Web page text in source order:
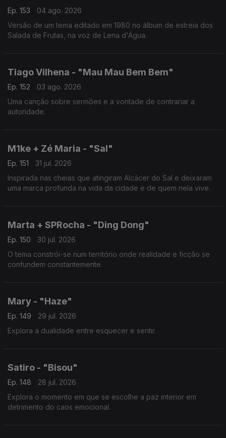
Ep. 153
04 ago. 2026
Versão de um tema editado em 1980 no álbum de estreia dos
Salada de Frutas, na voz de Lena d'Água.
Tiago Vilhena - "Mau Mau Bem Bem"
Ep. 152
03 ago. 2026
Uma canção sobre sermões e a vontade de contrariar a
autoridade.
M1ke + Zé Maria - "Sal"
Ep. 151
31 jul. 2026
Inspirada nas cheias que atingiram Alcácer do Sal e deixaram
uma marca profunda na vida da cidade e de quem nela vive.
Marta + SPRocha - "Ding Dong"
Ep. 150
30 jul. 2026
O tema constrói-se num território onde realidade e ficção se
confundem constantemente.
Mary - "Haze"
Ep. 149
29 jul. 2026
Explora a dualidade entre esquecer e sentir.
Satiro - "Bisou"
Ep. 148
28 jul. 2026
Explora o momento em que se escolhe a paz interior em
detrimento do caos emocional.